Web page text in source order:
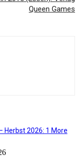
Queen Games
Herbst 2026: 1 More